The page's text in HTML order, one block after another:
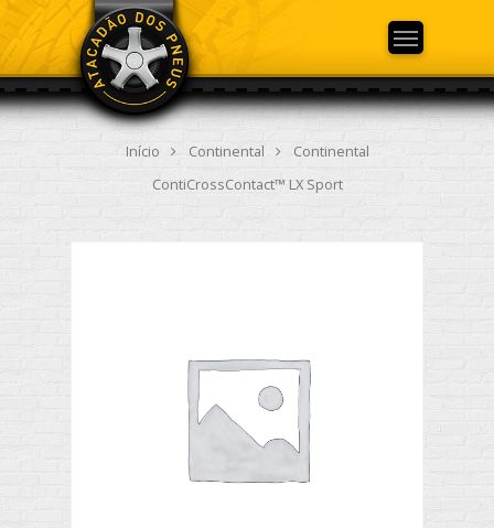
Início Continental
Continental
ContiCrossContact™ LX Sport